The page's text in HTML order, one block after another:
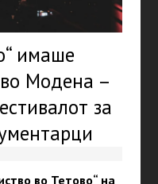
имаше
Модена –
за
во Тетово“ на